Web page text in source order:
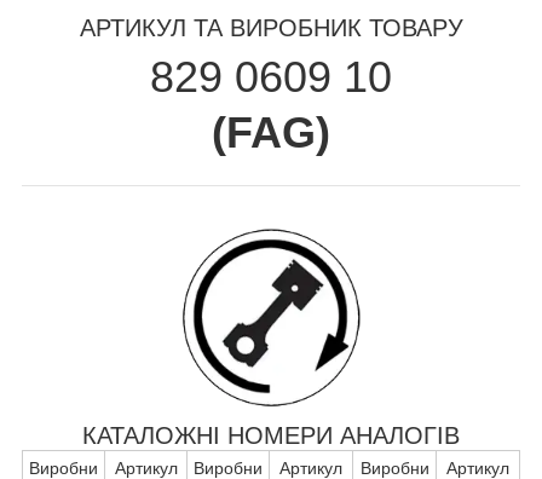
АРТИКУЛ ТА ВИРОБНИК ТОВАРУ
829 0609 10
(FAG)
КАТАЛОЖНІ НОМЕРИ АНАЛОГІВ
Виробни
Артикул
Виробни
Артикул
Виробни
Артикул